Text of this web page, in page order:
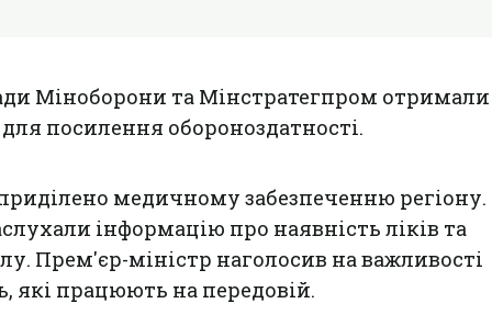
Міноборони та Мінстратегпром отримали
посилення обороноздатності.
медичному забезпеченню регіону.
інформацію про наявність ліків та
Прем'єр-міністр наголосив на важливості
які працюють на передовій.